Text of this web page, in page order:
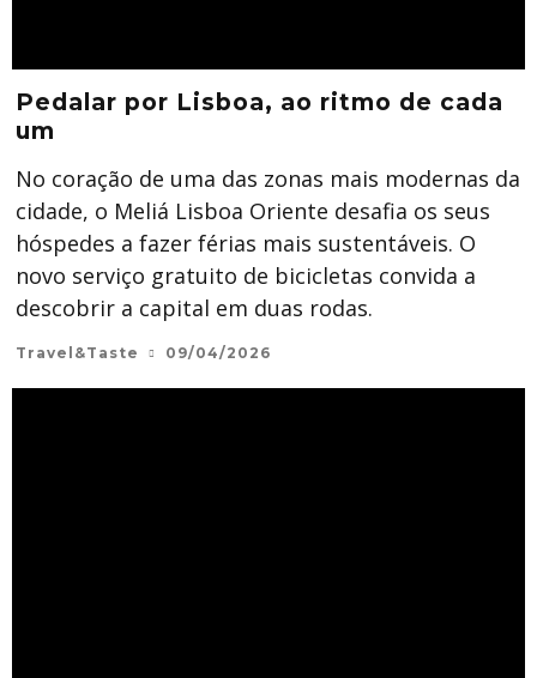
Pedalar por Lisboa, ao ritmo de cada
um
No coração de uma das zonas mais modernas da
cidade, o Meliá Lisboa Oriente desafia os seus
hóspedes a fazer férias mais sustentáveis. O
novo serviço gratuito de bicicletas convida a
descobrir a capital em duas rodas.
Travel&Taste 09/04/2026